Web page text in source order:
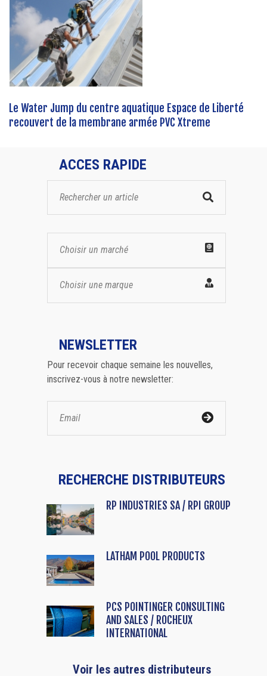
Le Water Jump du centre aquatique Espace de Liberté
recouvert de la membrane armée PVC Xtreme
ACCES RAPIDE
Choisir un marché
Choisir une marque
NEWSLETTER
Pour recevoir chaque semaine les nouvelles,
inscrivez-vous à notre newsletter:
RECHERCHE DISTRIBUTEURS
RP INDUSTRIES SA / RPI GROUP
LATHAM POOL PRODUCTS
PCS POINTINGER CONSULTING
AND SALES / ROCHEUX
INTERNATIONAL
Voir les autres distributeurs